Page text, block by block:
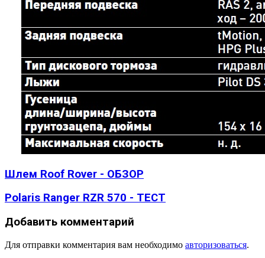
Шлем Roof Rover - ОБЗОР
Polaris Ranger RZR 570 - ТЕСТ
Добавить комментарий
Для отправки комментария вам необходимо авторизоваться.